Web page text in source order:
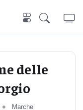
delle
Marche